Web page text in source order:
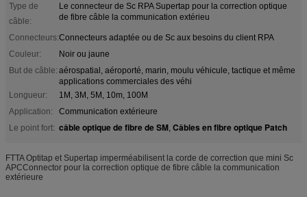
Type de
câble:
Le connecteur de Sc RPA Supertap pour la correction optique
de fibre câble la communication extérieu
Connecteurs:Connecteurs adaptée ou de Sc aux besoins du client RPA
Couleur:
Noir ou jaune
But de câble: aérospatial, aéroporté, marin, moulu véhicule, tactique et même
applications commerciales des véhi
Longueur:
1M, 3M, 5M, 10m, 100M
Application:
Communication extérieure
Le point fort: câble optique de fibre de SM, Câbles en fibre optique Patch
FTTA Optitap et Supertap imperméabilisent la corde de correction que mini Sc
APCConnector pour la correction optique de fibre câble la communication
extérieure